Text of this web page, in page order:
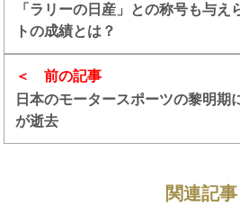
前の記事
日本のモータースポーツの黎明期
が逝去
「ラリーの日産」との称号も与え
トの成績とは？
関連記事